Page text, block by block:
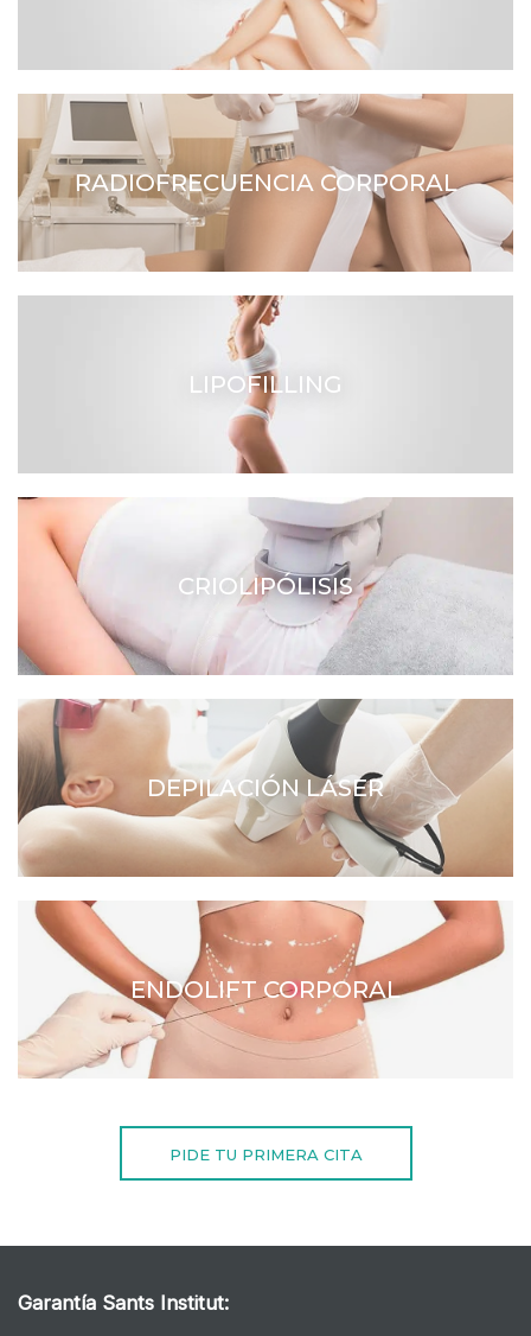
RADIOFRECUENCIA CORPORAL
LIPOFILLING
CRIOLIPÓLISIS
DEPILACIÓN LÁSER
ENDOLIFT CORPORAL
PIDE TU PRIMERA CITA
Garantía Sants Institut: